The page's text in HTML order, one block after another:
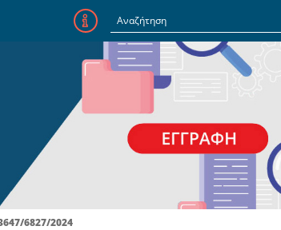
E-Mail
Κωδικός
Να με θυμάσαι
6827/2024